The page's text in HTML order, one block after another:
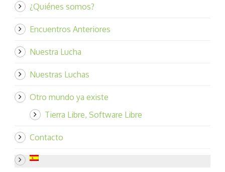
¿Quiénes somos?
Encuentros Anteriores
Nuestra Lucha
Nuestras Luchas
Otro mundo ya existe
Tierra Libre, Software Libre
Contacto